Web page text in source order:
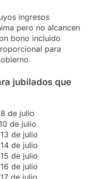
ingresos
pero no alcancen
bono incluido
para
jubilados que
de julio
de julio
de julio
de julio
de julio
de julio
de julio